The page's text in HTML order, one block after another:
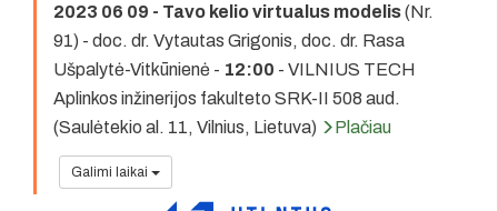
2023 06 09 - Tavo kelio virtualus modelis(Nr.
91) - doc. dr. Vytautas Grigonis, doc. dr. Rasa
Ušpalytė-Vitkūnienė - 12:00 - VILNIUS TECH
Aplinkos inžinerijos fakulteto SRK-II 508 aud.
(Saulėtekio al. 11, Vilnius, Lietuva)
Plačiau
Galimi laikai